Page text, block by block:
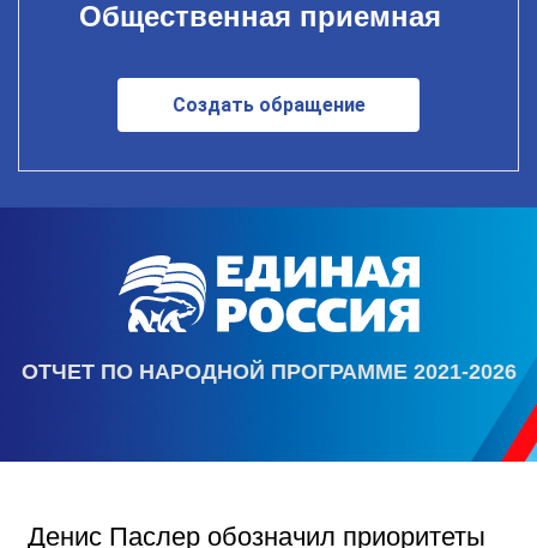
Общественная приемная
Создать обращение
ОТЧЕТ ПО НАРОДНОЙ ПРОГРАММЕ 2021-2026
Денис Паслер обозначил приоритеты